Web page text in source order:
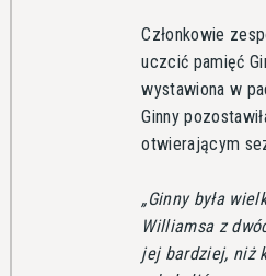
Członkowie
uczcić pamięć
wystawiona w
Ginny
otwierającym
Ginny była
Williamsa z
jej bardziej, niż